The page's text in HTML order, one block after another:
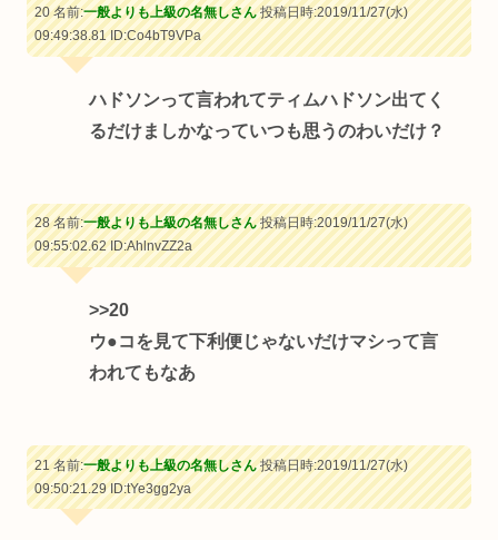
20 名前:一般よりも上級の名無しさん投稿日時:2019/11/27(水)
09:49:38.81ID:Co4bT9VPa
ハドソンって言われてティムハドソン出てく
るだけましかなっていつも思うのわいだけ？
28 名前:一般よりも上級の名無しさん投稿日時:2019/11/27(水)
09:55:02.62ID:AhlnvZZ2a
>>20
ウ●コを見て下利便じゃないだけマシって言
われてもなあ
21 名前:一般よりも上級の名無しさん投稿日時:2019/11/27(水)
09:50:21.29ID:tYe3gg2ya